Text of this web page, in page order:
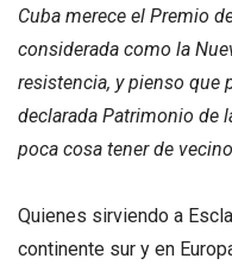
Cuba merece el Premio
considerada como la
resistencia, y pienso que
declarada Patrimonio de
poca cosa tener de
Quienes sirviendo a
continente sur y en